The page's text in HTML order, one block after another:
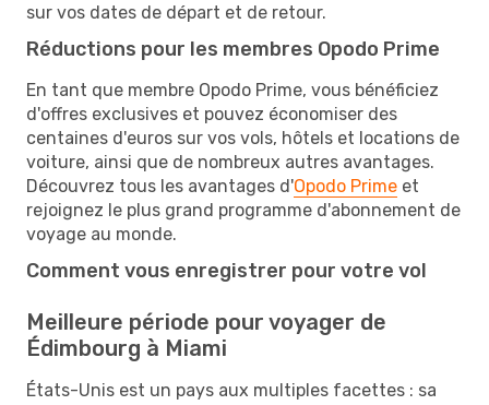
sur vos dates de départ et de retour.
Réductions pour les membres Opodo Prime
En tant que membre Opodo Prime, vous bénéficiez
d'offres exclusives et pouvez économiser des
centaines d'euros sur vos vols, hôtels et locations de
voiture, ainsi que de nombreux autres avantages.
Découvrez tous les avantages d'Opodo Prime et
rejoignez le plus grand programme d'abonnement de
voyage au monde.
Comment vous enregistrer pour votre vol
Meilleure période pour voyager de
Édimbourg à Miami
États-Unis est un pays aux multiples facettes : sa